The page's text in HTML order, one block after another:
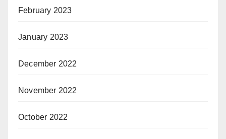
February 2023
January 2023
December 2022
November 2022
October 2022